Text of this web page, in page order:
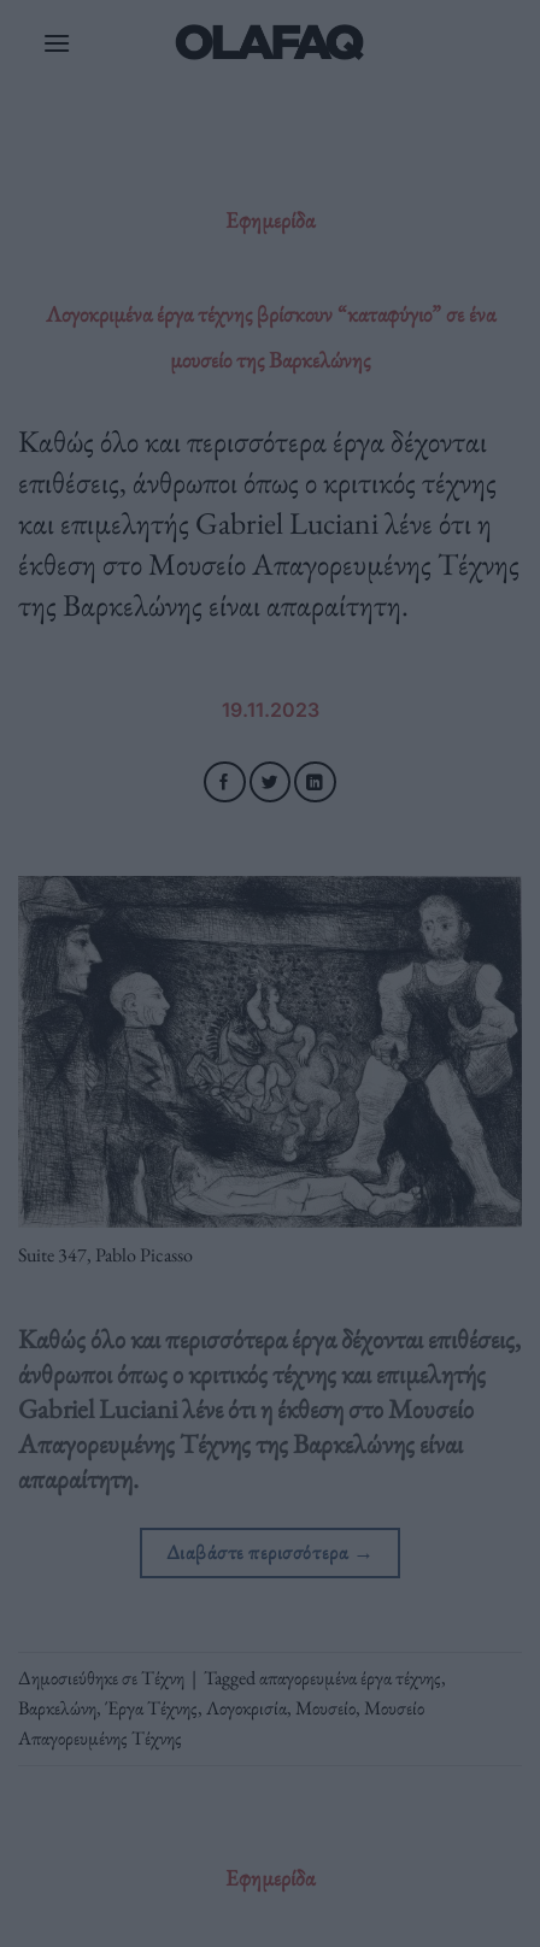
Εφημερίδα
Λογοκριμένα έργα τέχνης βρίσκουν “καταφύγιο” σε ένα
μουσείο της Βαρκελώνης
Καθώς όλο και περισσότερα έργα δέχονται
επιθέσεις, άνθρωποι όπως ο κριτικός τέχνης
και επιμελητής Gabriel Luciani λένε ότι η
έκθεση στο Μουσείο Απαγορευμένης Τέχνης
της Βαρκελώνης είναι απαραίτητη.
19.11.2023
Suite 347, Pablo Picasso
Καθώς όλο και περισσότερα έργα δέχονται επιθέσεις,
άνθρωποι όπως ο κριτικός τέχνης και επιμελητής
Gabriel Luciani λένε ότι η έκθεση στο Μουσείο
Απαγορευμένης Τέχνης της Βαρκελώνης είναι
απαραίτητη.
Διαβάστε περισσότερα →
Δημοσιεύθηκε σεΤέχνη | Taggedαπαγορευμένα έργα τέχνης,
Βαρκελώνη,Έργα Τέχνης,Λογοκρισία, Μουσείο, Μουσείο
Απαγορευμένης Τέχνης
Εφημερίδα